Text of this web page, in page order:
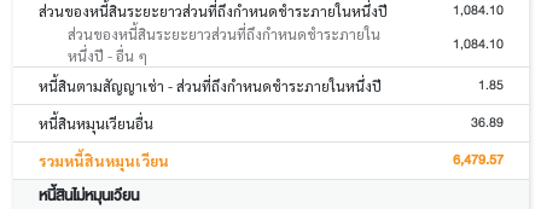
ส่วนของหนี้สินระยะยาวส่วนที่ถึงกำหนดชำระภายในหนึ่งปี 1,084.10
ส่วนของหนี้สินระยะยาวส่วนที่ถึงกำหนดชำระภายใน
หนึ่งปี - อื่น ๆ
1,084.10
หนี้สินตามสัญญาเช่า - ส่วนที่ถึงกำหนดชำระภายในหนึ่งปี 1.85
หนี้สินหมุนเวียนอื่น 36.89
รวมหนี้สินหมุนเวียน 6,479.57
หนี้สินไม่หมุนเวียน